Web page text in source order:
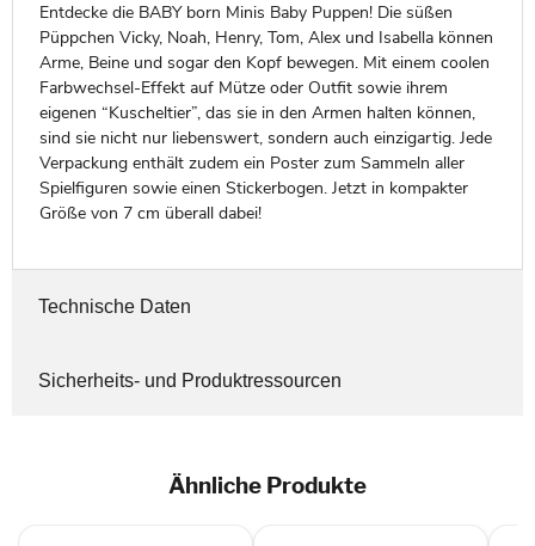
Entdecke die BABY born Minis Baby Puppen! Die süßen
Püppchen Vicky, Noah, Henry, Tom, Alex und Isabella können
Arme, Beine und sogar den Kopf bewegen. Mit einem coolen
Farbwechsel-Effekt auf Mütze oder Outfit sowie ihrem
eigenen “Kuscheltier”, das sie in den Armen halten können,
sind sie nicht nur liebenswert, sondern auch einzigartig. Jede
Verpackung enthält zudem ein Poster zum Sammeln aller
Spielfiguren sowie einen Stickerbogen. Jetzt in kompakter
Größe von 7 cm überall dabei!
Technische Daten
Sicherheits- und Produktressourcen
Ähnliche Produkte